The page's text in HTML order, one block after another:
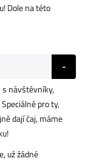
Dole na této
s návštěvníky,
pro ty,
dají čaj, máme
už žádné